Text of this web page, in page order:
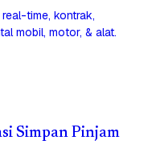
time, kontrak,
mobil, motor, & alat.
Simpan Pinjam